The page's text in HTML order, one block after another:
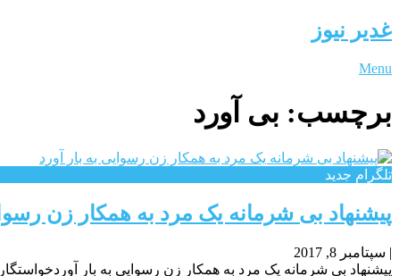
غدیر نیوز
Menu
برچسب: بی آورد
تلگرام جدید
پیشنهاد بی شرمانه یک مرد به همکار زن
| سپتامبر 8, 2017
پیشنهاد بی شرمانه یک مرد به همکار زن رسوایی به بار